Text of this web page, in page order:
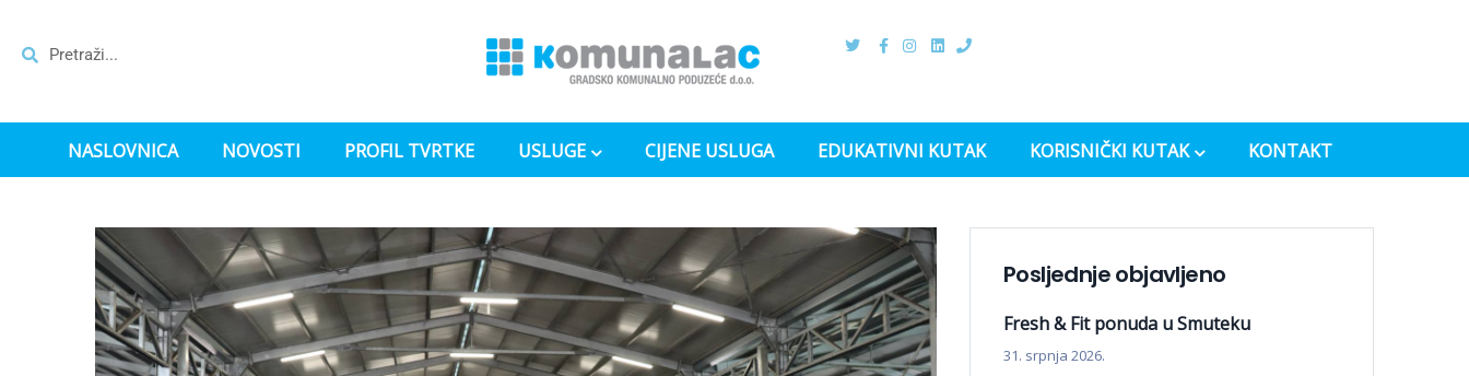
NASLOVNICA NOVOSTI PROFIL TVRTKE USLUGE CIJENE USLUGA EDUKATIVNI KUTAK KORISNIČKI KUTAK KONTAKT
Posljednje objavljeno
Fresh & Fit ponuda u Smuteku
31. srpnja 2026.